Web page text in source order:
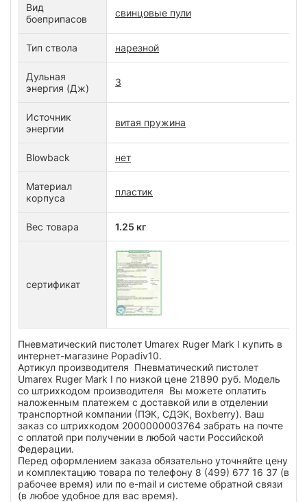
Вид
боеприпасов
свинцовые пули
Тип ствола нарезной
Дульная
энергия (Дж)
3
Источник
энергии
витая пружина
Blowback нет
Материал
корпуса
пластик
Вес товара 1.25 кг
сертификат
Пневматический пистолет Umarex Ruger Mark I купить в
интернет-магазине Popadiv10.
Артикул производителя Пневматический пистолет
Umarex Ruger Mark I по низкой цене 21890 руб. Модель
со штрихкодом производителя Вы можете оплатить
наложенным платежем с доставкой или в отделении
транспортной компании (ПЭК, СДЭК, Boxberry). Ваш
заказ со штрихкодом 2000000003764 забрать на почте
с оплатой при получении в любой части Российской
Федерации.
Перед оформлением заказа обязательно уточняйте цену
и комплектацию товара по телефону 8 (499) 677 16 37 (в
рабочее время) или по e-mail и системе обратной связи
(в любое удобное для вас время).